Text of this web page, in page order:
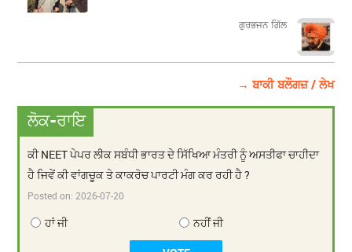
​​​​​​​ਗੁਰਭਜਨ ਗਿੱਲ
→ ਬਾਕੀ ਬਲੌਗਜ਼ / ਲੇਖ
ਲੋਕ-ਰਾਇ
ਕੀ NEET ਪੇਪਰ ਲੀਕ ਸਬੰਧੀ ਭਾਰਤ ਦੇ ਸਿੱਖਿਆ ਮੰਤਰੀ ਨੂੰ ਅਸਤੀਫਾ ਚਾਹੀਦਾ
ਹੈ ਜਿਵੇਂ ਕੀ ਵਾਂਗਚੂਕ ਤੇ ਕਾਕਰੋਚ ਪਾਰਟੀ ਮੰਗ ਕਰ ਰਹੀ ਹੈ ?
Posted on:2026-07-20
ਹਾਂ ਜੀ ਨਹੀਂ ਜੀ